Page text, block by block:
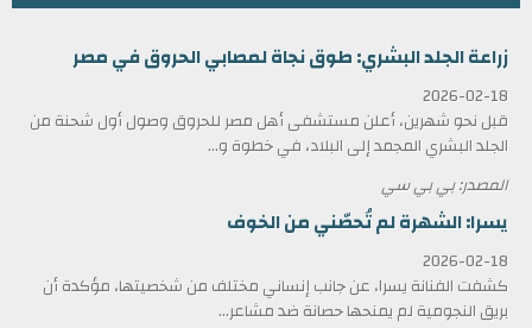
زراعة الجلد البشري: طوق نجاة لمصابي الحروق في مصر
2026-02-18
قبل نحو شهرين، أعلن مستشفى أهل مصر للحروق وصول أول شحنة من
الجلد البشري المجمد إلى البلاد، في خطوة و...
المصدر: بي بي سي
يسرا: الشهرة لم تُحصّني من الخوف
2026-02-18
كشفت الفنانة يسرا، عن جانب إنساني مختلف من شخصيتها، مؤكدة أن
بريق النجومية لم يمنحها حصانة ضد مشاعر...